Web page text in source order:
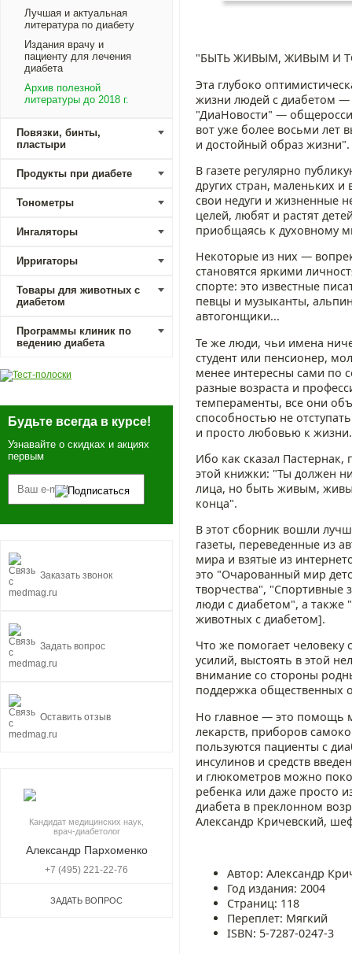
Лучшая и актуальная
литература по диабету
Издания врачу и
пациенту для лечения
диабета
Архив полезной
литературы до 2018 г.
Повязки, бинты,
пластыри
Продукты при диабете
Тонометры
Ингаляторы
Ирригаторы
Товары для животных с
диабетом
Программы клиник по
ведению диабета
Будьте всегда в курсе!
Узнавайте о скидках и акциях
первым
Заказать звонок
Задать вопрос
Оставить отзыв
Кандидат медицинских наук,
врач-диабетолог
Александр Пархоменко
+7 (495) 221-22-76
ЗАДАТЬ ВОПРОС
"БЫТЬ ЖИВЫМ, ЖИВЫМ И
Эта глубоко
жизни людей с диабетом —
"ДиаНовости" —
вот уже более восьми лет
и достойный образ жизни".
В газете регулярно
других стран, маленьких
свои недуги и жизненные
целей, любят и растят
приобщаясь к духовному
Некоторые из них —
становятся яркими
спорте: это известные
певцы и музыканты,
автогонщики...
Те же люди, чьи имена
студент или пенсионер,
менее интересны сами по
разные возраста и
темпераменты, все они
способностью не
и просто любовью к жизни.
Ибо как сказал
этой книжки: "Ты должен
лица, но быть живым,
конца".
В этот сборник вошли
газеты, переведенные из
мира и взятые из
это "Очарованный мир
творчества", "Спортивные
люди с диабетом", а
животных с диабетом].
Что же помогает
усилий, выстоять в этой
внимание со стороны
поддержка общественных
Но главное — это помощь
лекарств, приборов
пользуются пациенты с
инсулинов и средств
и глюкометров можно
ребенка или даже просто
диабета в преклонном
Александр Кричевский,
Автор: Александр
Год издания: 2004
Страниц: 118
Переплет: Мягкий
ISBN: 5-7287-0247-3